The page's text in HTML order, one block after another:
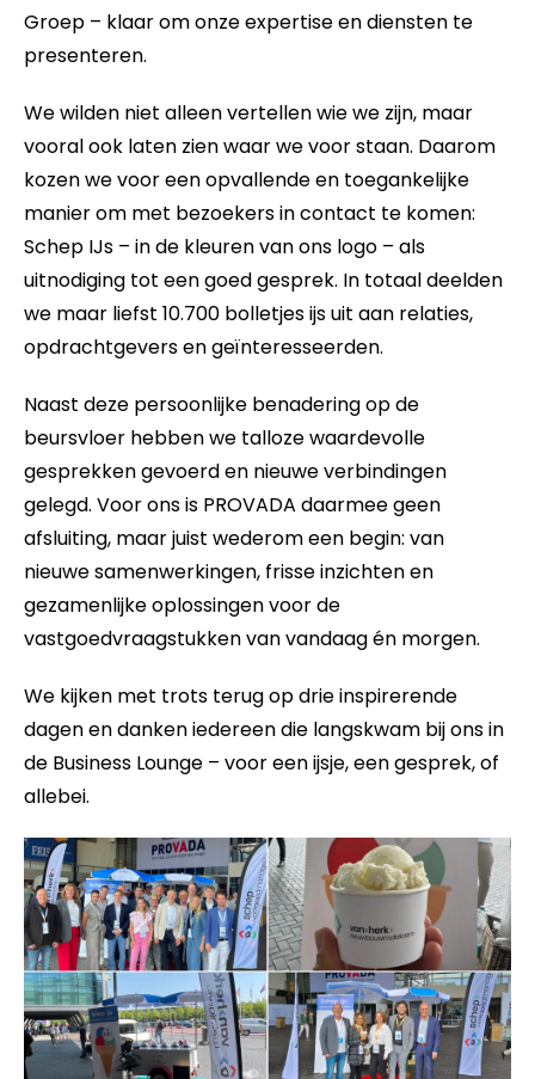
Groep – klaar om onze expertise en diensten te
presenteren.
We wilden niet alleen vertellen wie we zijn, maar
vooral ook laten zien waar we voor staan. Daarom
kozen we voor een opvallende en toegankelijke
manier om met bezoekers in contact te komen:
Schep IJs – in de kleuren van ons logo – als
uitnodiging tot een goed gesprek. In totaal deelden
we maar liefst 10.700 bolletjes ijs uit aan relaties,
opdrachtgevers en geïnteresseerden.
Naast deze persoonlijke benadering op de
beursvloer hebben we talloze waardevolle
gesprekken gevoerd en nieuwe verbindingen
gelegd. Voor ons is PROVADA daarmee geen
afsluiting, maar juist wederom een begin: van
nieuwe samenwerkingen, frisse inzichten en
gezamenlijke oplossingen voor de
vastgoedvraagstukken van vandaag én morgen.
We kijken met trots terug op drie inspirerende
dagen en danken iedereen die langskwam bij ons in
de Business Lounge – voor een ijsje, een gesprek, of
allebei.